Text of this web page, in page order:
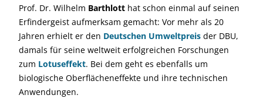
Prof. Dr. Wilhelm Barthlott hat schon einmal auf seinen
Erfindergeist aufmerksam gemacht: Vor mehr als 20
Jahren erhielt er den Deutschen Umweltpreis der DBU,
damals für seine weltweit erfolgreichen Forschungen
zum Lotuseffekt. Bei dem geht es ebenfalls um
biologische Oberflächeneffekte und ihre technischen
Anwendungen.